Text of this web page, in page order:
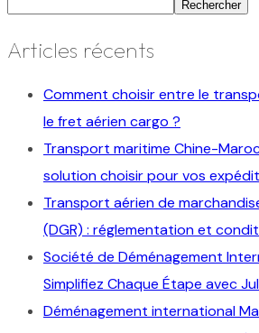
Rechercher
Articles récents
Comment choisir entre le
le fret aérien cargo ?
Transport maritime Chine-Maroc
solution choisir pour vos
Transport aérien de
(DGR) : réglementation et
Société de Déménagement
Simplifiez Chaque Étape avec
Déménagement international